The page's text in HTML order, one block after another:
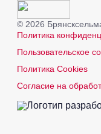
© 2026
Политика
Пользовательское
Политика Cookies
Согласие на